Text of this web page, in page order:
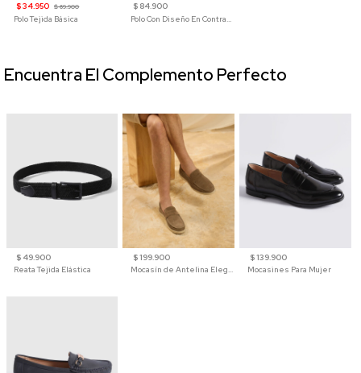
$ 34.950 $ 69.900
Polo Tejida Básica
$ 84.900
Polo Con Diseño En Contraste
$ 49.900
Reata Tejida Elástica
$ 199.900
Mocasín de Antelina Elegante con Suela de Contraste Para Hombre
$ 139.900
Mocasines Para Mujer
Encuentra El Complemento Perfecto